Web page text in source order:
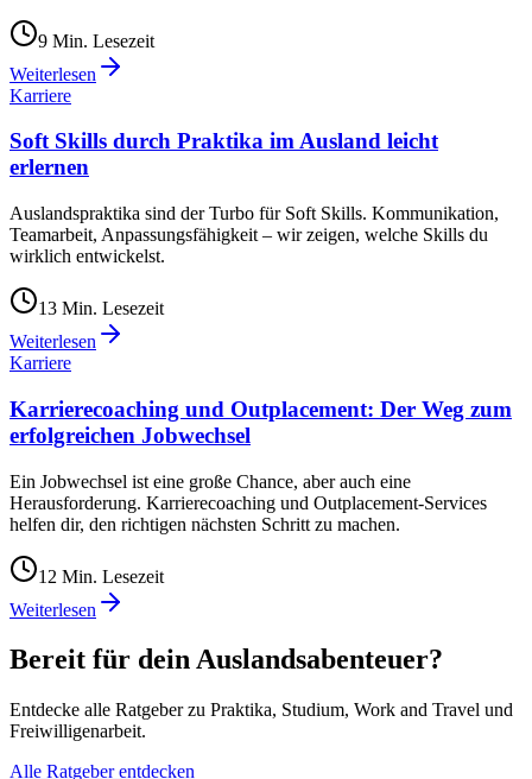
9 Min. Lesezeit
Weiterlesen
Karriere
Soft Skills durch Praktika im Ausland leicht
erlernen
Auslandspraktika sind der Turbo für Soft Skills. Kommunikation,
Teamarbeit, Anpassungsfähigkeit – wir zeigen, welche Skills du
wirklich entwickelst.
13 Min. Lesezeit
Weiterlesen
Karriere
Karrierecoaching und Outplacement: Der Weg zum
erfolgreichen Jobwechsel
Ein Jobwechsel ist eine große Chance, aber auch eine
Herausforderung. Karrierecoaching und Outplacement-Services
helfen dir, den richtigen nächsten Schritt zu machen.
12 Min. Lesezeit
Weiterlesen
Bereit für dein Auslandsabenteuer?
Entdecke alle Ratgeber zu Praktika, Studium, Work and Travel und
Freiwilligenarbeit.
Alle Ratgeber entdecken